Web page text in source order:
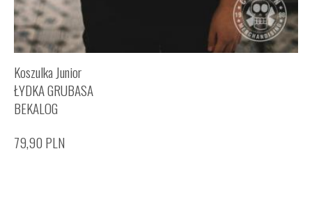
Koszulka Junior
ŁYDKA GRUBASA
BEKALOG
79,90 PLN